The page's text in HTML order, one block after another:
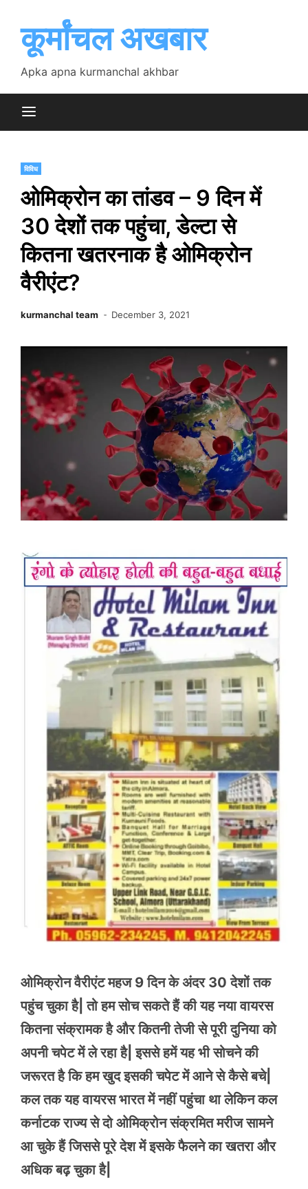
contentकूर्मांचल अखबार
Apka apna kurmanchal akhbar
विविध
ओमिक्रोन का तांडव – 9 दिन में
30 देशों तक पहुंचा, डेल्टा से
कितना खतरनाक है ओमिक्रोन
वैरीएंट?
kurmanchal team December 3, 2021
ओमिक्रोन वैरीएंट महज 9 दिन के अंदर 30 देशों तक
पहुंच चुका है| तो हम सोच सकते हैं की यह नया वायरस
कितना संक्रामक है और कितनी तेजी से पूरी दुनिया को
अपनी चपेट में ले रहा है| इससे हमें यह भी सोचने की
जरूरत है कि हम खुद इसकी चपेट में आने से कैसे बचे|
कल तक यह वायरस भारत में नहीं पहुंचा था लेकिन कल
कर्नाटक राज्य से दो ओमिक्रोन संक्रमित मरीज सामने
आ चुके हैं जिससे पूरे देश में इसके फैलने का खतरा और
अधिक बढ़ चुका है|